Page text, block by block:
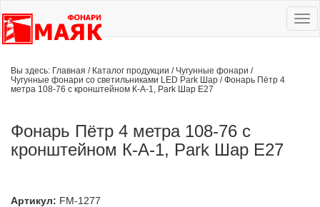
Вы здесь: Главная / Каталог продукции / Чугунные фонари /
Чугунные фонари со светильниками LED Park Шар /Фонарь Пётр 4
метра 108-76 с кронштейном К-А-1, Park Шар Е27
Фонарь Пётр 4 метра 108-76 с
кронштейном К-А-1, Park Шар Е27
Артикул: FM-1277